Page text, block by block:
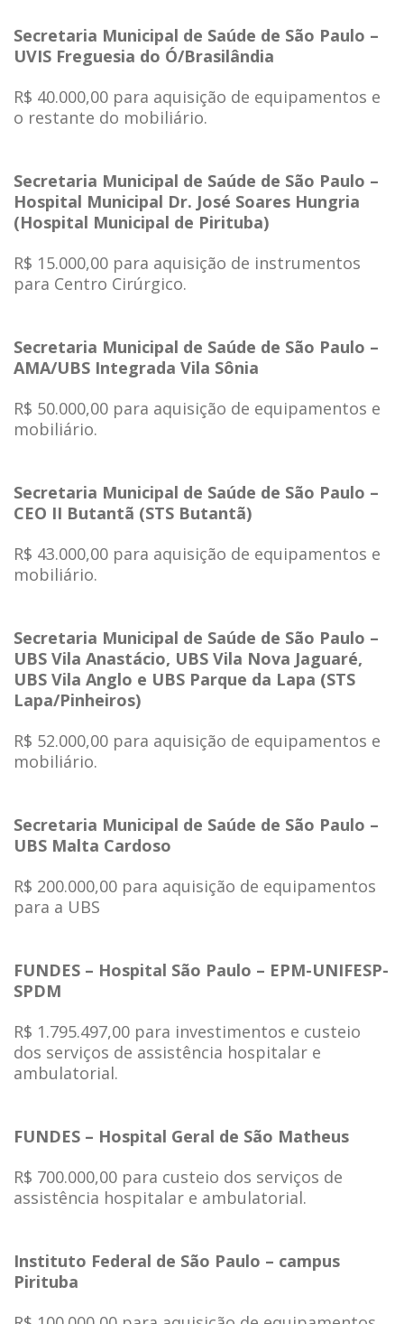
Secretaria Municipal de Saúde de São Paulo –
UVIS Freguesia do Ó/Brasilândia
R$ 40.000,00 para aquisição de equipamentos e
o restante do mobiliário.
Secretaria Municipal de Saúde de São Paulo –
Hospital Municipal Dr. José Soares Hungria
(Hospital Municipal de Pirituba)
R$ 15.000,00 para aquisição de instrumentos
para Centro Cirúrgico.
Secretaria Municipal de Saúde de São Paulo –
AMA/UBS Integrada Vila Sônia
R$ 50.000,00 para aquisição de equipamentos e
mobiliário.
Secretaria Municipal de Saúde de São Paulo –
CEO II Butantã (STS Butantã)
R$ 43.000,00 para aquisição de equipamentos e
mobiliário.
Secretaria Municipal de Saúde de São Paulo –
UBS Vila Anastácio, UBS Vila Nova Jaguaré,
UBS Vila Anglo e UBS Parque da Lapa (STS
Lapa/Pinheiros)
R$ 52.000,00 para aquisição de equipamentos e
mobiliário.
Secretaria Municipal de Saúde de São Paulo –
UBS Malta Cardoso
R$ 200.000,00 para aquisição de equipamentos
para a UBS
FUNDES – Hospital São Paulo – EPM-UNIFESP-
SPDM
R$ 1.795.497,00 para investimentos e custeio
dos serviços de assistência hospitalar e
ambulatorial.
FUNDES – Hospital Geral de São Matheus
R$ 700.000,00 para custeio dos serviços de
assistência hospitalar e ambulatorial.
Instituto Federal de São Paulo – campus
Pirituba